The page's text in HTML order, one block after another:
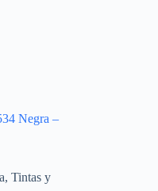
Negra –
, Tintas y